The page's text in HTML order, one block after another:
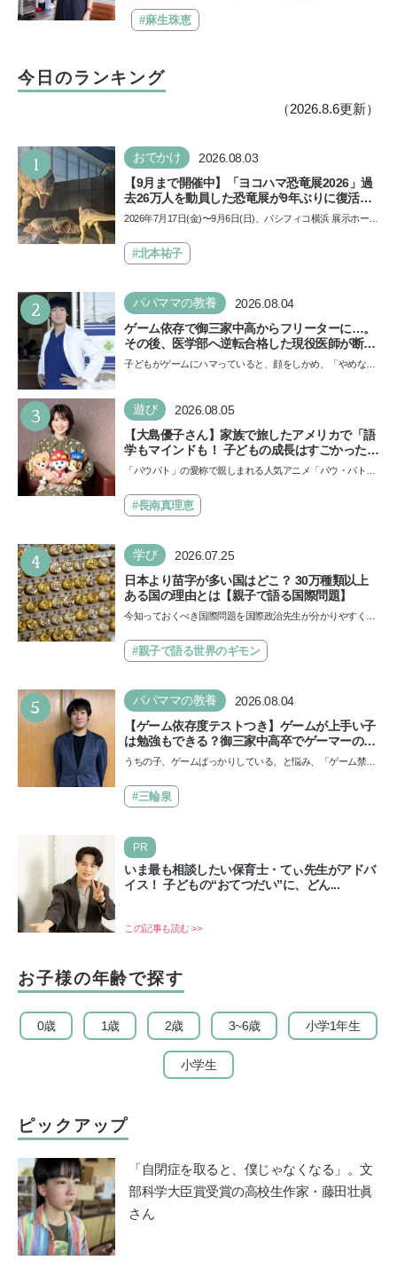
#麻生珠恵
今日のランキング
（2026.8.6更新）
1 おでかけ 2026.08.03
【9月まで開催中】「ヨコハマ恐竜展2026」過
去26万人を動員した恐竜展が9年ぶりに復活！
夏休みのおでかけで楽しむポイントを完全ガイ
2026年7月17日(金)〜9月6日(日)、パシフィコ横浜 展示ホール
催…#北本祐子
2 パパママの教養 2026.08.04
ゲーム依存で御三家中高からフリーターに…。
その後、医学部へ逆転合格した現役医師が断言
「ゲームの経験が受験勉強に役立った」そう考
子どもがゲームにハマっていると、顔をしかめ、「やめなさ
い…
3 遊び 2026.08.05
【大島優子さん】家族で旅したアメリカで「語
学もマインドも！ 子どもの成長はすごかった」
声優をつとめた映画『パウ・パトロール ザ・ダ
できると子どもに知ってほしい
「パウパト」の愛称で親しまれる人気アニメ「パウ・パトロ
ザ…#長南真理恵
4 学び 2026.07.25
日本より苗字が多い国はどこ？ 30万種類以上
ある国の理由とは【親子で語る国際問題】
今知っておくべき国際問題を国際政治先生が分かりやすく解
類…#親子で語る世界のギモン
5 パパママの教養 2026.08.04
【ゲーム依存度テストつき】ゲームが上手い子
は勉強もできる？御三家中高卒でゲーマーの医
師・阿部智史さんが教えるゲームしながら受験
うちの子、ゲームばっかりしている、と悩み、「ゲーム禁
も…#三輪泉
PR
いま最も相談したい保育士・てぃ先生がアドバ
イス！ 子どもの“おてつだい”に、どん...
この記事も読む >>
お子様の年齢で探す
0歳 1歳 2歳 3~6歳 小学1年生
小学生
ピックアップ
「自閉症を取ると、僕じゃなくなる」。文
部科学大臣賞受賞の高校生作家・藤田壮眞
さん